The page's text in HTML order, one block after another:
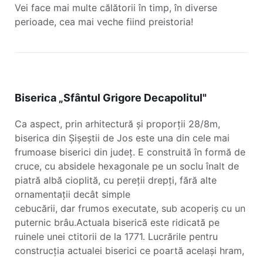
Vei face mai multe călătorii în timp, în diverse
perioade, cea mai veche fiind preistoria!
Biserica „Sfântul Grigore Decapolitul"
Ca aspect, prin arhitectură și proporții 28/8m,
biserica din Șișeștii de Jos este una din cele mai
frumoase biserici din județ. E construită în formă de
cruce, cu absidele hexagonale pe un soclu înalt de
piatră albă cioplită, cu pereții drepți, fără alte
ornamentații decât simple
cebucării, dar frumos executate, sub acoperiș cu un
puternic brâu.Actuala biserică este ridicată pe
ruinele unei ctitorii de la 1771. Lucrările pentru
construcția actualei biserici ce poartă același hram,